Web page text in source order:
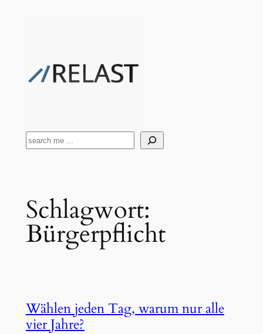
Suchen
Schlagwort:
Bürgerpflicht
Wählen jeden Tag, warum nur alle
vier Jahre?